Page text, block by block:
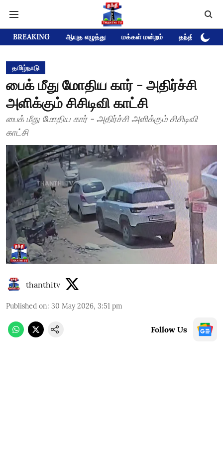
BREAKING ஆயுத எழுத்து மக்கள் மன்றம் தந்தி டிவி
தமிழ்நாடு
பைக் மீது மோதிய கார் - அதிர்ச்சி
அளிக்கும் சிசிடிவி காட்சி
பைக் மீது மோதிய கார் - அதிர்ச்சி அளிக்கும் சிசிடிவி
காட்சி
thanthitv
Published on: 30 May 2026, 3:51 pm
Follow Us